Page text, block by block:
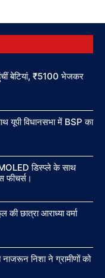
बेटियां, ₹5100 भेजकर
विधानसभा में BSP का
डिस्प्ले के साथ
फीचर्स।
की छात्रा आराध्या वर्मा
निशा ने ग्रामीणों को